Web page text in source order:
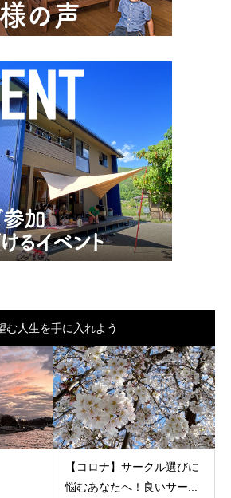
む人生を手に入れよう
【コロナ】サークル選びに
悩むあなたへ！良いサー...